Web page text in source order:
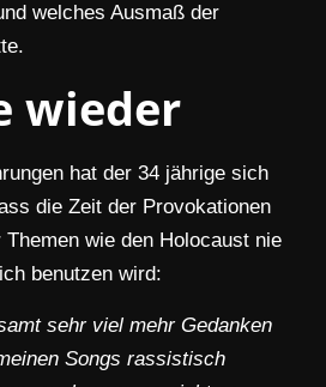
welches Ausmaß der
wieder
hat der 34 jährige sich
die Zeit der Provokationen
wie den Holocaust nie
benutzen wird:
sehr viel mehr Gedanken
Songs rassistisch